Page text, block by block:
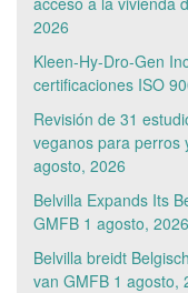
2026
Kleen-Hy-Dro-Gen
certificaciones ISO
Revisión de 31
veganos para perros
agosto, 2026
Belvilla Expands Its
GMFB 1 agosto, 2026
Belvilla breidt
van GMFB 1 agosto,